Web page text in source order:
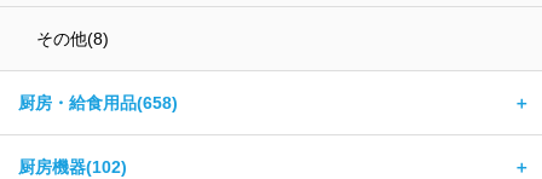
その他(8)
厨房・給食用品(658) ＋
厨房機器(102) ＋